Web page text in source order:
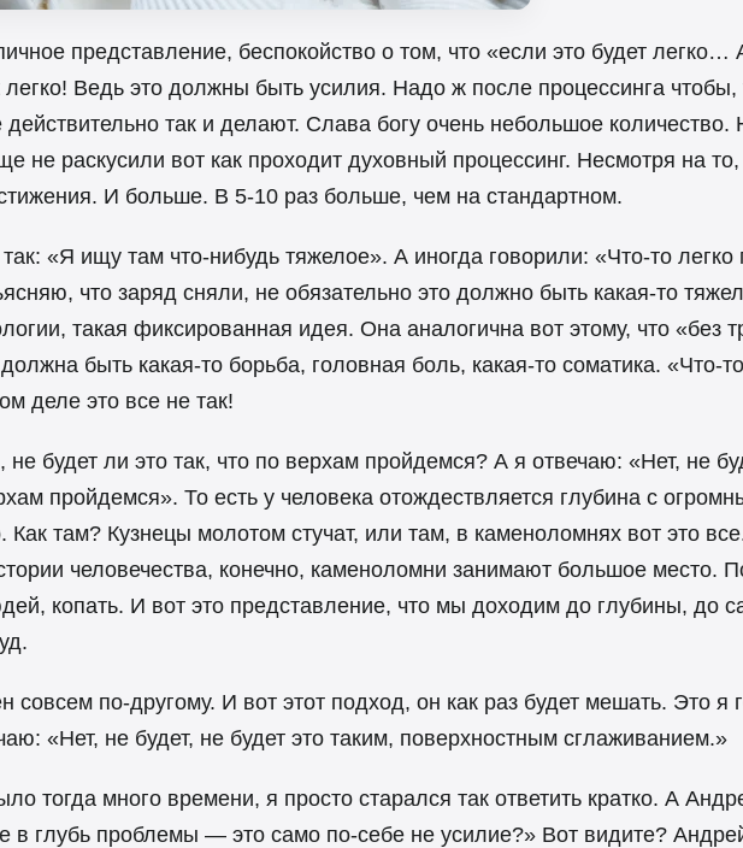
представление, беспокойство о том, что «если это будет легко…
Ведь это должны быть усилия. Надо ж после процессинга
так и делают. Слава богу очень небольшое количество.
не раскусили вот как проходит духовный процессинг. Несмотря на
И больше. В 5-10 раз больше, чем на стандартном.
«Я ищу там что-нибудь тяжелое». А иногда говорили: «Что-то легко
что заряд сняли, не обязательно это должно быть какая-то
такая фиксированная идея. Она аналогична вот этому, что «без
быть какая-то борьба, головная боль, какая-то соматика. «Что-
деле это все не так!
не будет ли это так, что по верхам пройдемся? А я отвечаю: «Нет, не
пройдемся». То есть у человека отождествляется глубина с
Как там? Кузнецы молотом стучат, или там, в каменоломнях вот это
человечества, конечно, каменоломни занимают большое место.
копать. И вот это представление, что мы доходим до глубины, до
совсем по-другому. И вот этот подход, он как раз будет мешать. Это
«Нет, не будет, не будет это таким, поверхностным сглаживанием.»
тогда много времени, я просто старался так ответить кратко. А
в глубь проблемы — это само по-себе не усилие?» Вот видите?